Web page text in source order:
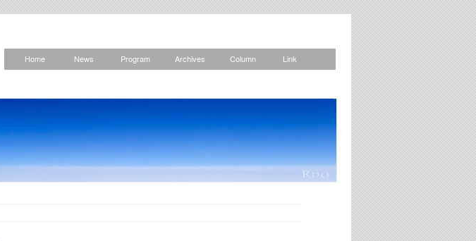
Home News Program Archives Column Link